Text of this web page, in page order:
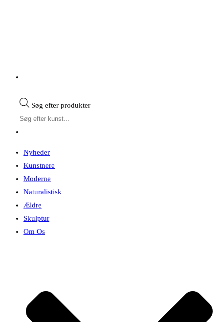
Søg efter produkter
Nyheder
Kunstnere
Moderne
Naturalistisk
Ældre
Skulptur
Om Os